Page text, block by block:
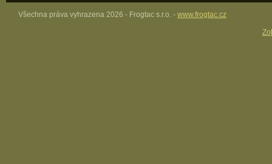
Všechna práva vyhrazena 2026 - Frogtac s.r.o. - www.frogtac.cz